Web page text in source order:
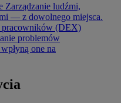
Zarządzanie ludźmi,
— z dowolnego miejsca.
pracowników (DEX)
problemów
one na